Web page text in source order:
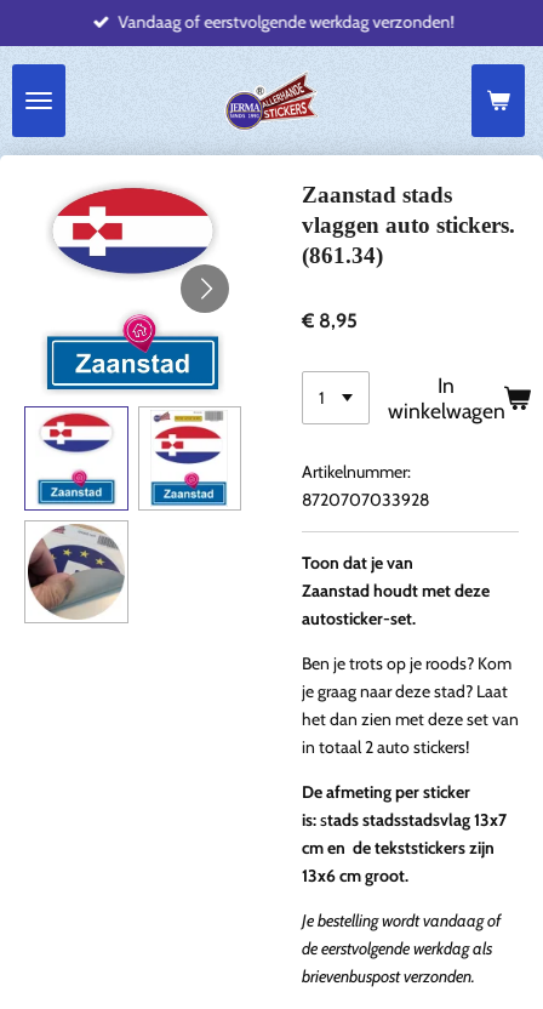
direct
de
hoofdinhoud
Vandaag of eerstvolgende werkdag verzonden!
Zaanstad stads
vlaggen auto stickers.
(861.34)
€ 8,95
In
winkelwagen
Artikelnummer:
8720707033928
Toon dat je van
Zaanstadhoudt met deze
autosticker-set.
Ben je trots op je roods? Kom
je graag naar deze stad? Laat
het dan zien met deze set van
in totaal 2 auto stickers!
De afmeting per sticker
is:stads stadsstadsvlag 13x7
cm en de tekststickers zijn
13x6 cm groot.
Je bestelling wordt vandaag of
de eerstvolgende werkdag als
brievenbuspost verzonden.